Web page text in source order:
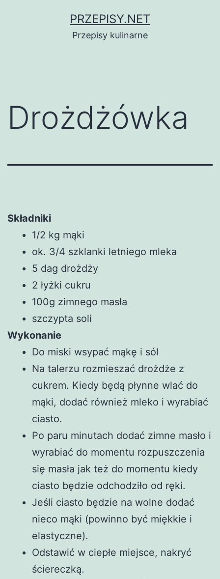
PRZEPISY.NET
Przepisy kulinarne
Drożdżówka
Składniki
1/2 kg mąki
ok. 3/4 szklanki letniego mleka
5 dag drożdży
2 łyżki cukru
100g zimnego masła
szczypta soli
Wykonanie
Do miski wsypać mąkę i sól
Na talerzu rozmieszać drożdże z
cukrem. Kiedy będą płynne wlać do
mąki, dodać również mleko i wyrabiać
ciasto.
Po paru minutach dodać zimne masło i
wyrabiać do momentu rozpuszczenia
się masła jak też do momentu kiedy
ciasto będzie odchodziło od ręki.
Jeśli ciasto będzie na wolne dodać
nieco mąki (powinno być miękkie i
elastyczne).
Odstawić w ciepłe miejsce, nakryć
ściereczką.